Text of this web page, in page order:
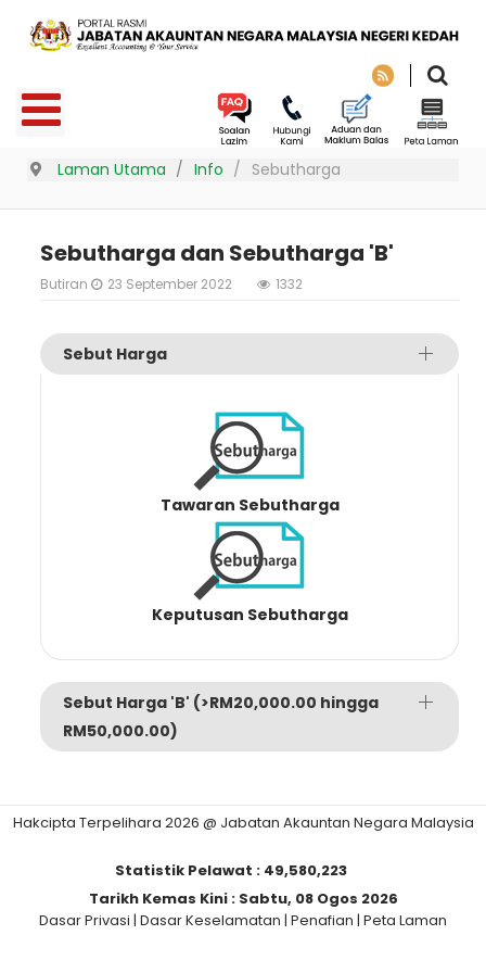
Laman Utama Info Sebutharga
Sebutharga dan Sebutharga 'B'
Butiran 23 September 2022 1332
Sebut Harga
Tawaran Sebutharga
Keputusan Sebutharga
Sebut Harga 'B' (>RM20,000.00 hingga
RM50,000.00)
Hakcipta Terpelihara 2026 @ Jabatan Akauntan Negara Malaysia
Statistik Pelawat : 49,580,223
Tarikh Kemas Kini : Sabtu, 08 Ogos 2026
Dasar Privasi | Dasar Keselamatan | Penafian | Peta Laman